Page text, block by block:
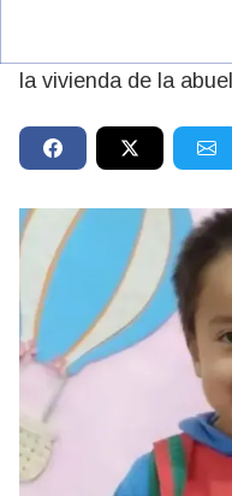
La inspección
vinculados con los
la vivienda de la